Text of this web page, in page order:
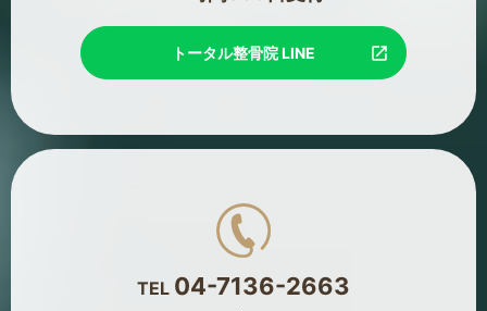
トータル整骨院 LINE
TEL 04-7136-2663